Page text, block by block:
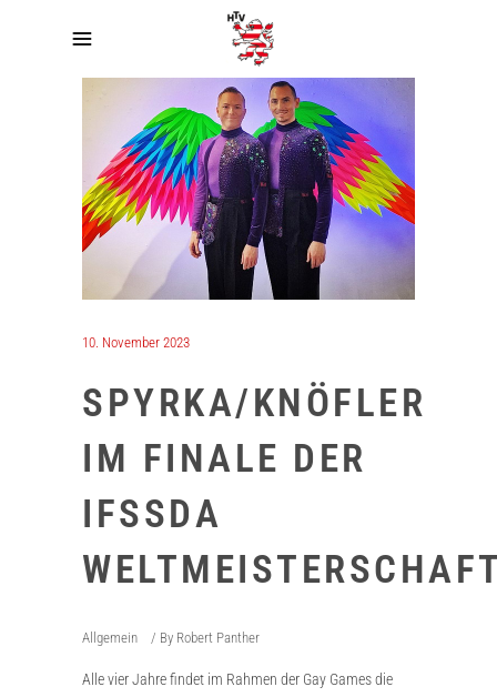
10. November 2023
SPYRKA/KNÖFLER
IM FINALE DER
IFSSDA
Allgemein By Robert Panther
Alle vier Jahre findet im Rahmen der Gay Games die